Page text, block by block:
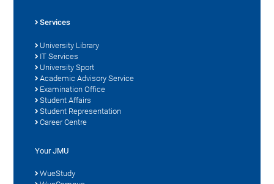
Services
University Library
IT Services
University Sport
Academic Advisory Service
Examination Office
Student Affairs
Student Representation
Career Centre
Your JMU
WueStudy